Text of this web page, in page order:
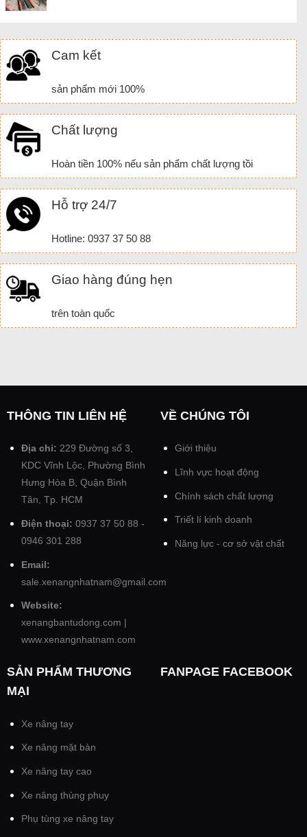
Cam kết
sản phẩm mới 100%
Chất lượng
Hoàn tiền 100% nếu sản phẩm chất lượng tồi
Hỗ trợ 24/7
Hotline: 0937 37 50 88
Giao hàng đúng hẹn
trên toàn quốc
THÔNG TIN LIÊN HỆ
Địa chỉ: 229 Đường số 3,
KDC Vĩnh Lộc, Phường Bình
Hưng Hòa B, Quận Bình
Tân, Tp. HCM
Điện thoại: 0937 37 50 88 -
0946 301 288
Email:
sale.xenangnhatnam@gmail.com
Website:
xenangbantudong.com
www.xenangnhatnam.com
VỀ CHÚNG TÔI
Giới thiệu
Lĩnh vực hoạt động
Chính sách chất lượng
Triết lí kinh doanh
Năng lực - cơ sở vật chất
SẢN PHẨM THƯƠNG
MẠI
Xe nâng tay
Xe nâng mặt bàn
Xe nâng tay cao
Xe nâng thùng phuy
Phụ tùng xe nâng tay
FANPAGE FACEBOOK